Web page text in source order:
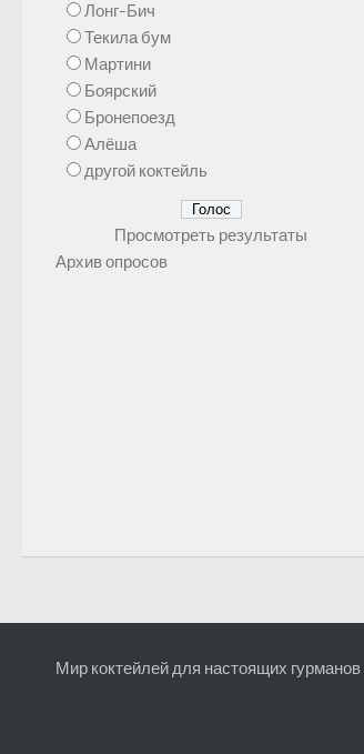
Лонг-Бич
Текила бум
Мартини
Боярский
Бронепоезд
Алёша
другой коктейль
Просмотреть результаты
Архив опросов
Мир коктейлей для настоящих гурманов